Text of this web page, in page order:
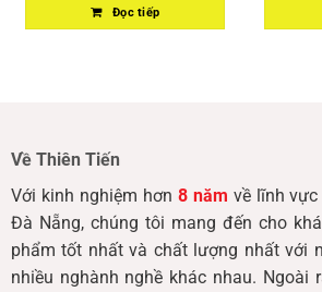
Đọc tiếp
Về Thiên Tiến
Với kinh nghiệm hơn 8 năm về lĩnh
Đà Nẵng, chúng tôi mang đến cho
phẩm tốt nhất và chất lượng nhất với
nhiều nghành nghề khác nhau. Ngoài